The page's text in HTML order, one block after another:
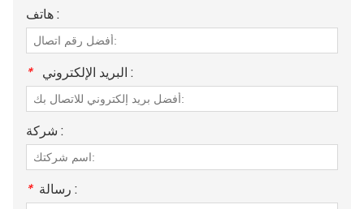
هاتف :
* البريد الإلكتروني :
شركة :
* رسالة :